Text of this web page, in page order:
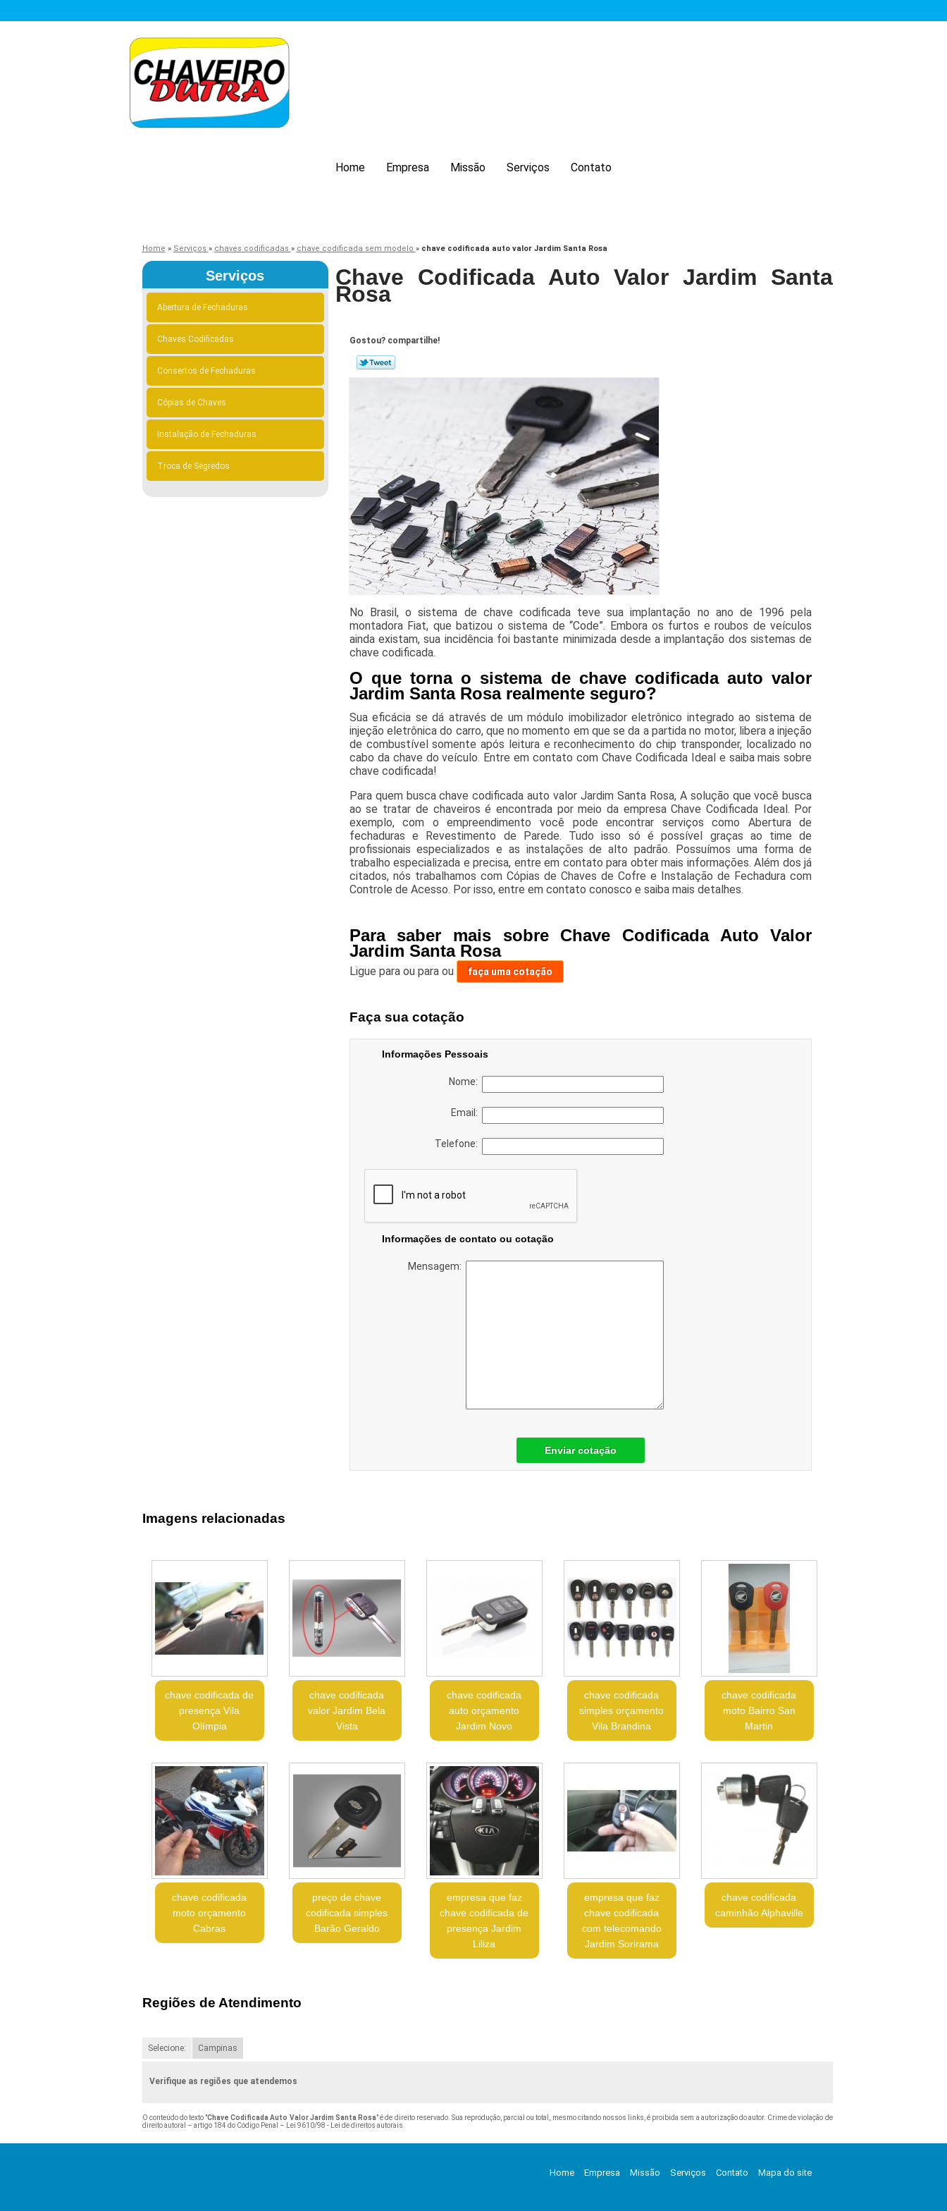
Home Empresa Missão Serviços Contato
Home » Serviços » chaves codificadas » chave codificada sem modelo » chave codificada auto valor Jardim Santa Rosa
Serviços
Abertura de Fechaduras
Chaves Codificadas
Consertos de Fechaduras
Cópias de Chaves
Instalação de Fechaduras
Troca de Segredos
Chave Codificada Auto Valor Jardim Santa
Rosa
Gostou? compartilhe!
No Brasil, o sistema de chave codificada teve sua implantação no ano de 1996 pela
montadora Fiat, que batizou o sistema de “Code”. Embora os furtos e roubos de veículos
ainda existam, sua incidência foi bastante minimizada desde a implantação dos sistemas de
chave codificada.
O que torna o sistema de chave codificada auto valor
Jardim Santa Rosa realmente seguro?
Sua eficácia se dá através de um módulo imobilizador eletrônico integrado ao sistema de
injeção eletrônica do carro, que no momento em que se da a partida no motor, libera a injeção
de combustível somente após leitura e reconhecimento do chip transponder, localizado no
cabo da chave do veículo. Entre em contato com Chave Codificada Ideal e saiba mais sobre
chave codificada!
Para quem busca chave codificada auto valor Jardim Santa Rosa, A solução que você busca
ao se tratar de chaveiros é encontrada por meio da empresa Chave Codificada Ideal. Por
exemplo, com o empreendimento você pode encontrar serviços como Abertura de
fechaduras e Revestimento de Parede. Tudo isso só é possível graças ao time de
profissionais especializados e as instalações de alto padrão. Possuímos uma forma de
trabalho especializada e precisa, entre em contato para obter mais informações. Além dos já
citados, nós trabalhamos com Cópias de Chaves de Cofre e Instalação de Fechadura com
Controle de Acesso. Por isso, entre em contato conosco e saiba mais detalhes.
Para saber mais sobre Chave Codificada Auto Valor
Jardim Santa Rosa
Ligue para ou para ou faça uma cotação
Faça sua cotação
Informações Pessoais
Nome:
Email:
Telefone:
Informações de contato ou cotação
Mensagem:
Enviar cotação
Imagens relacionadas
chave codificada de
presença Vila
Olímpia
chave codificada
valor Jardim Bela
Vista
chave codificada
auto orçamento
Jardim Novo
chave codificada
simples orçamento
Vila Brandina
chave codificada
moto Bairro San
Martin
chave codificada
moto orçamento
Cabras
preço de chave
codificada simples
Barão Geraldo
empresa que faz
chave codificada de
presença Jardim
Liliza
empresa que faz
chave codificada
com telecomando
Jardim Sorirama
chave codificada
caminhão Alphaville
Regiões de Atendimento
Selecione: Campinas
Verifique as regiões que atendemos
O conteúdo do texto "Chave Codificada Auto Valor Jardim Santa Rosa" é de direito reservado. Sua reprodução, parcial ou total, mesmo citando nossos links, é proibida sem a autorização do autor. Crime de violação de
direito autoral – artigo 184 do Código Penal –
Lei 9610/98 - Lei de direitos autorais
Home Empresa Missão Serviços Contato Mapa do site